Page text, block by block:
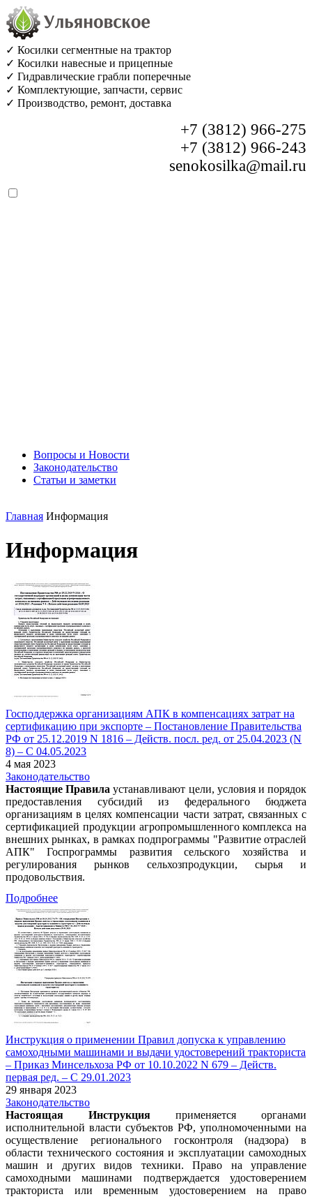
✓ Косилки сегментные на трактор
✓ Косилки навесные и прицепные
✓ Гидравлические грабли поперечные
✓ Комплектующие, запчасти, сервис
✓ Производство, ремонт, доставка
+7 (3812) 966-275
+7 (3812) 966-243
senokosilka@mail.ru
Вопросы и Новости
Законодательство
Статьи и заметки
Главная Информация
Информация
Господдержка организациям АПК в компенсациях затрат на
сертификацию при экспорте – Постановление Правительства
РФ от 25.12.2019 N 1816 – Действ. посл. ред. от 25.04.2023 (N
8) – С 04.05.2023
4 мая 2023
Законодательство
Настоящие Правила устанавливают цели, условия и порядок
предоставления субсидий из федерального бюджета
организациям в целях компенсации части затрат, связанных с
сертификацией продукции агропромышленного комплекса на
внешних рынках, в рамках подпрограммы "Развитие отраслей
АПК" Госпрограммы развития сельского хозяйства и
регулирования рынков сельхозпродукции, сырья и
продовольствия.
Подробнее
Инструкция о применении Правил допуска к управлению
самоходными машинами и выдачи удостоверений тракториста
– Приказ Минсельхоза РФ от 10.10.2022 N 679 – Действ.
первая ред. – С 29.01.2023
29 января 2023
Законодательство
Настоящая Инструкция применяется органами
исполнительной власти субъектов РФ, уполномоченными на
осуществление регионального госконтроля (надзора) в
области технического состояния и эксплуатации самоходных
машин и других видов техники. Право на управление
самоходными машинами подтверждается удостоверением
тракториста или временным удостоверением на право